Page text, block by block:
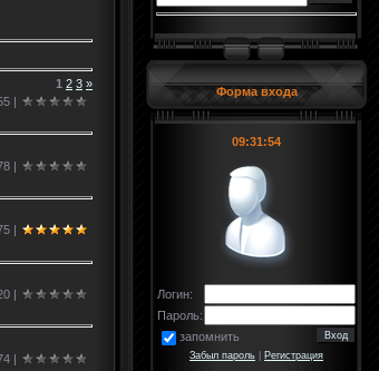
1 2 3 »
|
|
|
|
|
Форма входа
09:31:55
Логин:
Пароль:
запомнить
Забыл пароль Регистрация